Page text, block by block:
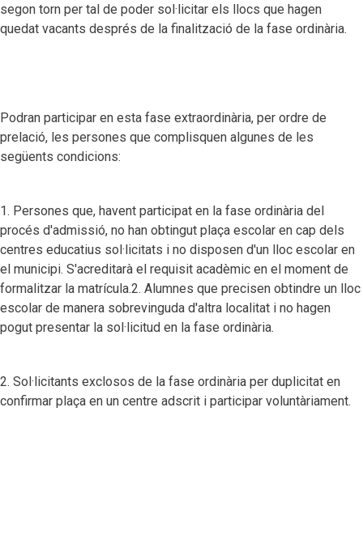
segon torn per tal de poder sol·licitar els llocs que hagen
quedat vacants després de la finalització de la fase ordinària.
Podran participar en esta fase extraordinària, per ordre de
prelació, les persones que complisquen algunes de les
següents condicions:
1. Persones que, havent participat en la fase ordinària del
procés d'admissió, no han obtingut plaça escolar en cap dels
centres educatius sol·licitats i no disposen d'un lloc escolar en
el municipi. S'acreditarà el requisit acadèmic en el moment de
formalitzar la matrícula.2. Alumnes que precisen obtindre un lloc
escolar de manera sobrevinguda d'altra localitat i no hagen
pogut presentar la sol·licitud en la fase ordinària.
2. Sol·licitants exclosos de la fase ordinària per duplicitat en
confirmar plaça en un centre adscrit i participar voluntàriament.